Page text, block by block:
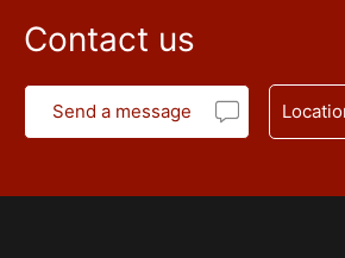
Contact us
Send a message